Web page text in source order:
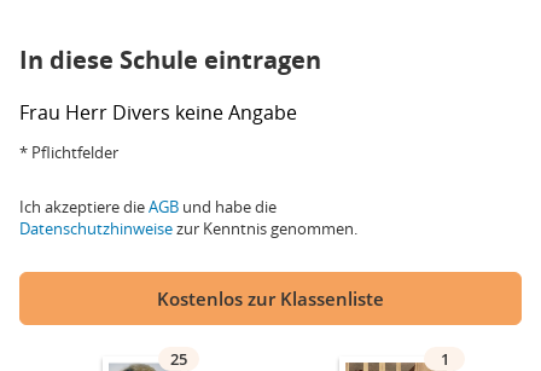
In diese Schule eintragen
Frau Herr Divers keine Angabe
* Pflichtfelder
Ich akzeptiere dieAGB und habe die
Datenschutzhinweisezur Kenntnis genommen.
Kostenlos zur Klassenliste
25 1